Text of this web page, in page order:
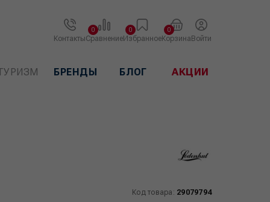
КонтактыСравнение
0
Избранное
0
Корзина
0
Войти
БРЕНДЫ БЛОГ АКЦИИ
Код товара: 29079794